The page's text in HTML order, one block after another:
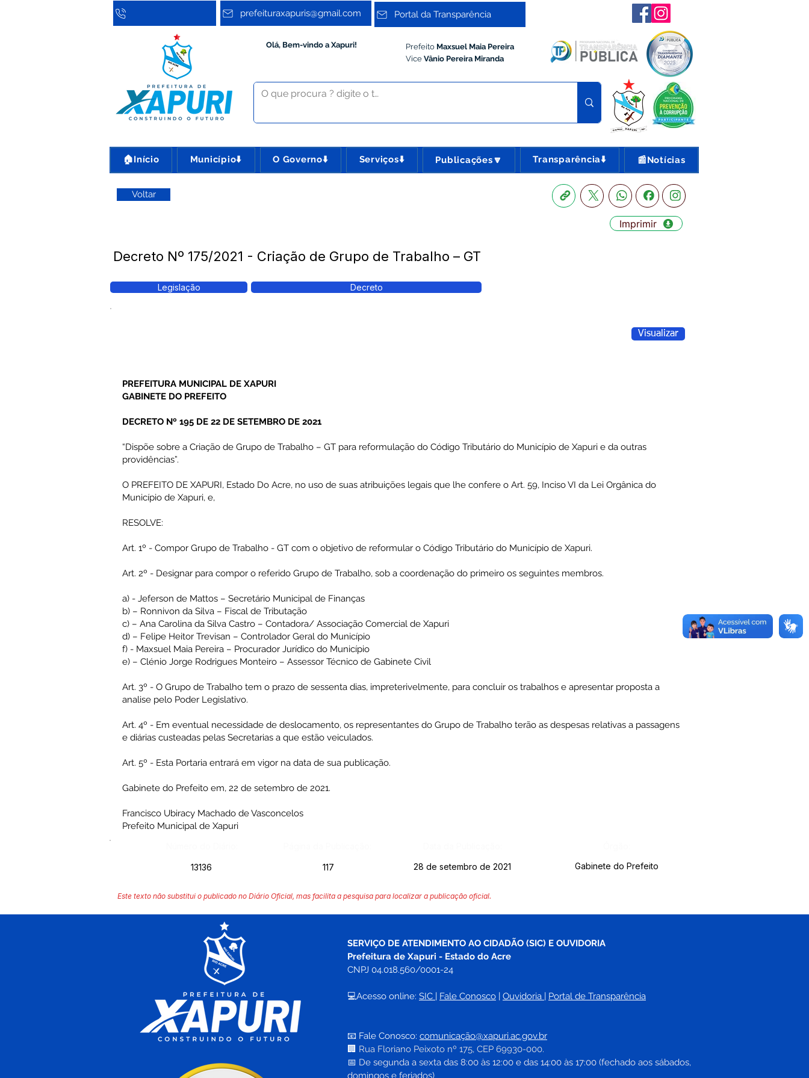
prefeituraxapuris@gmail.com Portal da Transparência
Olá, Bem-vindo a Xapuri! Prefeito Maxsuel Maia Pereira
Vice Vânio Pereira Miranda
🏠Início Município⬇️ O Governo⬇️ Serviços⬇️ Publicações🔽 Transparência⬇️ 📰Notícias
Voltar
Imprimir
Decreto Nº 175/2021 - Criação de Grupo de Trabalho – GT
Legislação Decreto
Visualizar
PREFEITURA MUNICIPAL DE XAPURI
GABINETE DO PREFEITO
DECRETO Nº 195 DE 22 DE SETEMBRO DE 2021
“Dispõe sobre a Criação de Grupo de Trabalho – GT para reformulação do Código Tributário do Município de Xapuri e da outras
providências”.
O PREFEITO DE XAPURI, Estado Do Acre, no uso de suas atribuições legais que lhe confere o Art. 59, Inciso VI da Lei Orgânica do
Município de Xapuri, e,
RESOLVE:
Art. 1º - Compor Grupo de Trabalho - GT com o objetivo de reformular o Código Tributário do Município de Xapuri.
Art. 2º - Designar para compor o referido Grupo de Trabalho, sob a coordenação do primeiro os seguintes membros.
a) - Jeferson de Mattos – Secretário Municipal de Finanças
b) – Ronnivon da Silva – Fiscal de Tributação
c) – Ana Carolina da Silva Castro – Contadora/ Associação Comercial de Xapuri
d) – Felipe Heitor Trevisan – Controlador Geral do Município
f) - Maxsuel Maia Pereira – Procurador Jurídico do Município
e) – Clénio Jorge Rodrigues Monteiro – Assessor Técnico de Gabinete Civil
Art. 3º - O Grupo de Trabalho tem o prazo de sessenta dias, impreterivelmente, para concluir os trabalhos e apresentar proposta a
analise pelo Poder Legislativo.
Art. 4º - Em eventual necessidade de deslocamento, os representantes do Grupo de Trabalho terão as despesas relativas a passagens
e diárias custeadas pelas Secretarias a que estão veiculados.
Art. 5º - Esta Portaria entrará em vigor na data de sua publicação.
Gabinete do Prefeito em, 22 de setembro de 2021.
Francisco Ubiracy Machado de Vasconcelos
Prefeito Municipal de Xapuri
13136 117 28 de setembro de 2021 Gabinete do Prefeito
Este texto não substitui o publicado no Diário Oficial, mas facilita a pesquisa para localizar a publicação oficial.
SERVIÇO DE ATENDIMENTO AO CIDADÃO (SIC) E OUVIDORIA
Prefeitura de Xapuri - Estado do Acre
CNPJ 04.018.560/0001-24
💻Acesso online: SIC | Fale Conosco | Ouvidoria | Portal de Transparência
📧 Fale Conosco: comunicação@xapuri.ac.gov.br
🏢 Rua Floriano Peixoto nº 175, CEP 69930-000.
📅 De segunda a sexta das 8:00 às 12:00 e das 14:00 às 17:00 (fechado aos sábados,
domingos e feriados)